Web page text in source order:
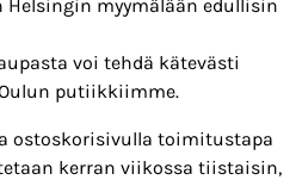
Helsingin myymälään edullisin
voi tehdä kätevästi
putiikkiimme.
ostoskorisivulla toimitustapa
kerran viikossa tiistaisin,